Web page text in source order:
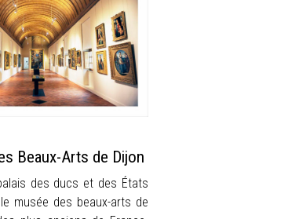
Beaux-Arts de Dijon
des ducs et des États
musée des beaux-arts de